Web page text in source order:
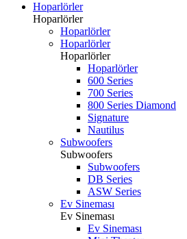
Hoparlörler
Hoparlörler
Hoparlörler
Hoparlörler
Hoparlörler
Hoparlörler
600 Series
700 Series
800 Series Diamond
Signature
Nautilus
Subwoofers
Subwoofers
Subwoofers
DB Series
ASW Series
Ev Sineması
Ev Sineması
Ev Sineması